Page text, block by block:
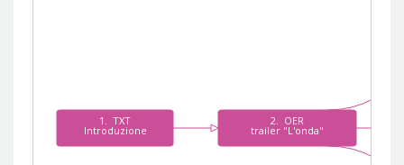
1.  TXT
Introduzione
2.  OER
trailer "L'onda"